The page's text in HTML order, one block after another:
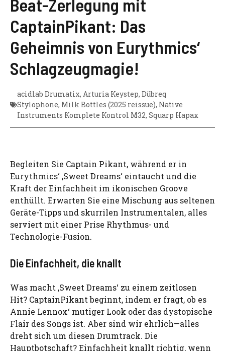
Beat-Zerlegung mit
CaptainPikant: Das
Geheimnis von Eurythmics‘
Schlagzeugmagie!
acidlab Drumatix, Arturia Keystep, Dübreq
Stylophone, Milk Bottles (2025 reissue), Native
Instruments Komplete Kontrol M32, Squarp Hapax
Begleiten Sie Captain Pikant, während er in
Eurythmics‘ ‚Sweet Dreams‘ eintaucht und die
Kraft der Einfachheit im ikonischen Groove
enthüllt. Erwarten Sie eine Mischung aus seltenen
Geräte-Tipps und skurrilen Instrumentalen, alles
serviert mit einer Prise Rhythmus- und
Technologie-Fusion.
Die Einfachheit, die knallt
Was macht ‚Sweet Dreams‘ zu einem zeitlosen
Hit? CaptainPikant beginnt, indem er fragt, ob es
Annie Lennox‘ mutiger Look oder das dystopische
Flair des Songs ist. Aber sind wir ehrlich—alles
dreht sich um diesen Drumtrack. Die
Hauptbotschaft? Einfachheit knallt richtig, wenn